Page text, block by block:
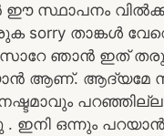
സ്ഥാപനം
sorry താങ്കൾ
ഞാൻ ഇത്
ആണ്. ആദ്യമേ
പറഞ്ഞില്ല
ഇനി ഒന്നും പറയാൻ